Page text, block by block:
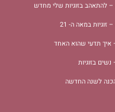
להתאהב בזוגיות שלי מחדש
זוגיות במאה ה- 21
איך תדעי שהוא האחד
בזוגיות
לשנה החדשה